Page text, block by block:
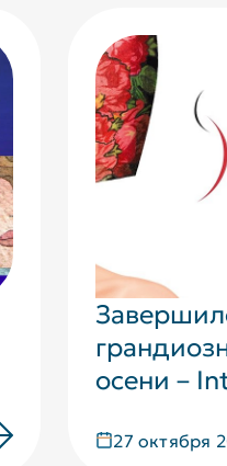
осени –
27 октября